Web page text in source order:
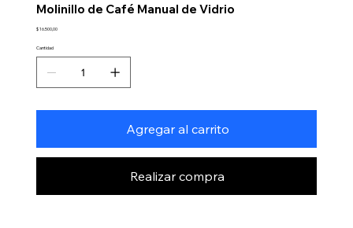
Molinillo de Café Manual de Vidrio
Precio
$ 16.500,00
Cantidad
Agregar al carrito
Realizar compra